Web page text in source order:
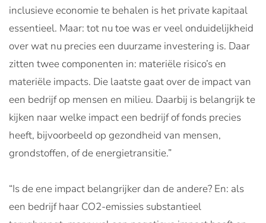
inclusieve economie te behalen is het private kapitaal
essentieel. Maar: tot nu toe was er veel onduidelijkheid
over wat nu precies een duurzame investering is. Daar
zitten twee componenten in: materiële risico’s en
materiële impacts. Die laatste gaat over de impact van
een bedrijf op mensen en milieu. Daarbij is belangrijk te
kijken naar welke impact een bedrijf of fonds precies
heeft, bijvoorbeeld op gezondheid van mensen,
grondstoffen, of de energietransitie.”
“Is de ene impact belangrijker dan de andere? En: als
een bedrijf haar CO2-emissies substantieel